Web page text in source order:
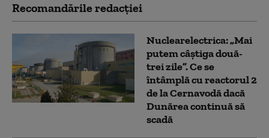
Recomandările redacţiei
Nuclearelectrica: „Mai
putem câștiga două-
trei zile”. Ce se
întâmplă cu reactorul 2
de la Cernavodă dacă
Dunărea continuă să
scadă